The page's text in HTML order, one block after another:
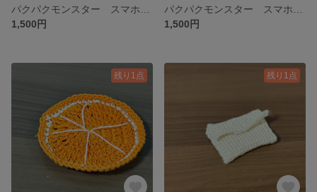
1,500円
1,500円
残り1点 残り1点